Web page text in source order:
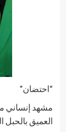
“احتضان”
مشهد إنساني
العميق